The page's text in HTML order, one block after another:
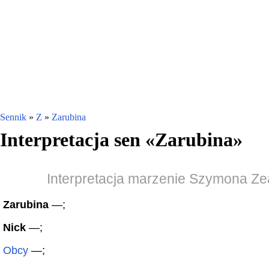
Sennik » Z » Zarubina
Interpretacja sen «Zarubina»
Interpretacja marzenie Szymona
Zarubina —;
Nick —;
Obcy —;